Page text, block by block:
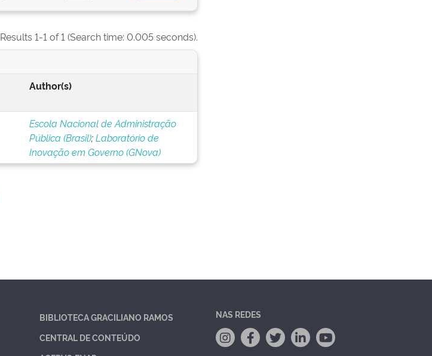
Results 1-1 of 1 (Search time: 0.005 seconds).
Author(s)
Escola Nacional de Administração
Pública (Brasil);Laboratório de
Inovação em Governo (GNova)
BIBLIOTECA GRACILIANO RAMOS
CENTRAL DE CONTEÚDO
NAS REDES